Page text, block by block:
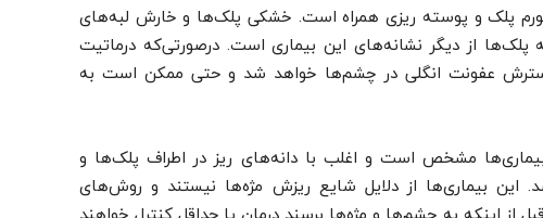
پلک و پوسته ریزی همراه است. خشکی پلک‌ها و خارش لبه‌های
از دیگر نشانه‌های این بیماری است. درصورتی‌که درماتیت
عفونت انگلی در چشم‌ها خواهد شد و حتی ممکن است به
مشخص است و اغلب با دانه‌های ریز در اطراف پلک‌ها و
بیماری‌ها از دلایل شایع ریزش مژه‌ها نیستند و روش‌های